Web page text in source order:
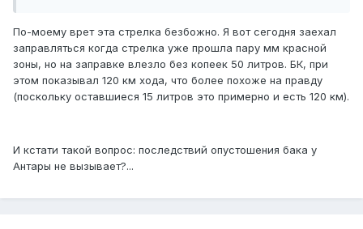
По-моему врет эта стрелка безбожно. Я вот сегодня заехал
заправляться когда стрелка уже прошла пару мм красной
зоны, но на заправке влезло без копеек 50 литров. БК, при
этом показывал 120 км хода, что более похоже на правду
(поскольку оставшиеся 15 литров это примерно и есть 120 км).
И кстати такой вопрос: последствий опустошения бака у
Антары не вызывает?...